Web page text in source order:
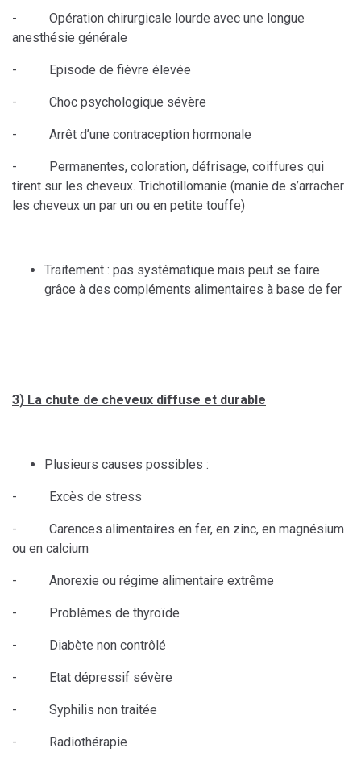
- Opération chirurgicale lourde avec une longue
anesthésie générale
- Episode de fièvre élevée
- Choc psychologique sévère
- Arrêt d’une contraception hormonale
- Permanentes, coloration, défrisage, coiffures qui
tirent sur les cheveux. Trichotillomanie (manie de s’arracher
les cheveux un par un ou en petite touffe)
Traitement : pas systématique mais peut se faire
grâce à des compléments alimentaires à base de fer
3) La chute de cheveux diffuse et durable
Plusieurs causes possibles :
- Excès de stress
- Carences alimentaires en fer, en zinc, en magnésium
ou en calcium
- Anorexie ou régime alimentaire extrême
- Problèmes de thyroïde
- Diabète non contrôlé
- Etat dépressif sévère
- Syphilis non traitée
- Radiothérapie